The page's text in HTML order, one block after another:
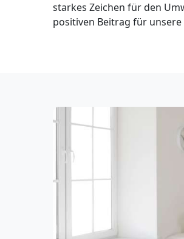
starkes Zeichen für den
positiven Beitrag für unsere